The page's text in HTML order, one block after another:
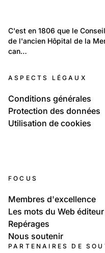
Maisons, monuments
Ecoles.....
Politique et Société: Santé
Hôpital cantonal
C'est en 1806 que le
de l'ancien Hôpital de la
can…
ASPECTS LÉGAUX
Conditions générales
Protection des données
Utilisation de cookies
FOCUS
Membres d'excellence
Les mots du Web éditeur
Repérages
Nous soutenir
PARTENAIRES DE